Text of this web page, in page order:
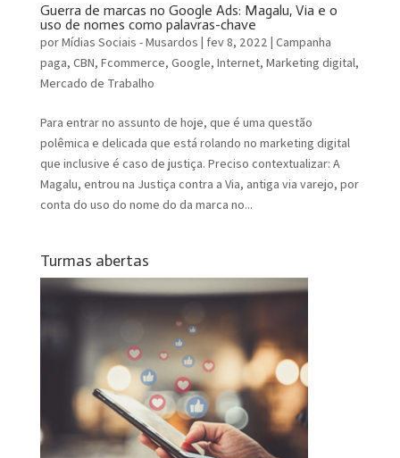
Guerra de marcas no Google Ads: Magalu, Via e o
uso de nomes como palavras-chave
porMídias Sociais - Musardos | fev 8, 2022 | Campanha
paga, CBN, Fcommerce, Google, Internet, Marketing digital,
Mercado de Trabalho
Para entrar no assunto de hoje, que é uma questão
polêmica e delicada que está rolando no marketing digital
que inclusive é caso de justiça. Preciso contextualizar: A
Magalu, entrou na Justiça contra a Via, antiga via varejo, por
conta do uso do nome do da marca no...
Turmas abertas